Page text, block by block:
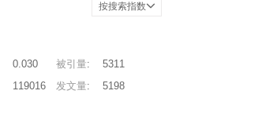
按搜索指数
0.030 被引量:
5311
119016 发文量: 5198